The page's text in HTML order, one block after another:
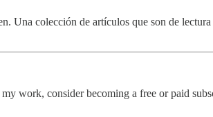
Una colección de artículos que son de
work, consider becoming a free or paid